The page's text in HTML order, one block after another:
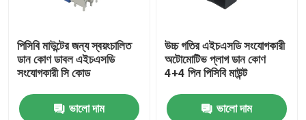
পিসিবি মাউন্টের জন্য স্বয়ংচালিত
ডান কোণ ডাবল এইচএসডি
সংযোগকারী সি কোড
ভালো দাম
উচ্চ গতির এইচএসডি সংযোগকারী
অটোমোটিভ প্লাগ ডান কোণ
4+4 পিন পিসিবি মাউন্ট
ভালো দাম